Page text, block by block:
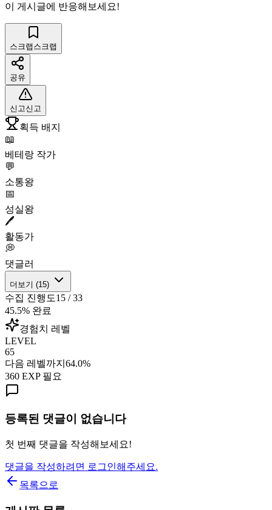
이 게시글에 반응해보세요!
스크랩 스크랩
공유
신고신고
획득 배지
📖
베테랑 작가
💬
소통왕
📅
성실왕
🖊️
활동가
💭
댓글러
더보기 (15)
수집 진행도15 /33
45.5% 완료
경험치 레벨
LEVEL
65
다음 레벨까지 64.0%
360 EXP 필요
등록된 댓글이 없습니다
첫 번째 댓글을 작성해보세요!
댓글을 작성하려면 로그인해주세요.
목록으로